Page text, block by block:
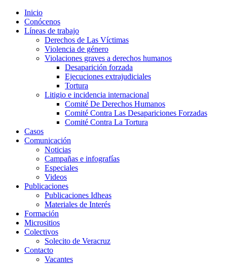
Inicio
Conócenos
Líneas de trabajo
Derechos de Las Víctimas
Violencia de género
Violaciones graves a derechos humanos
Desaparición forzada​
Ejecuciones extrajudiciales
Tortura
Litigio e incidencia internacional
Comité De Derechos Humanos​
Comité Contra Las Desapariciones Forzadas
Comité Contra La Tortura​
Casos
Comunicación
Noticias
Campañas e infografías
Especiales
Videos
Publicaciones
Publicaciones Idheas
Materiales de Interés
Formación
Micrositios
Colectivos
Solecito de Veracruz
Contacto
Vacantes